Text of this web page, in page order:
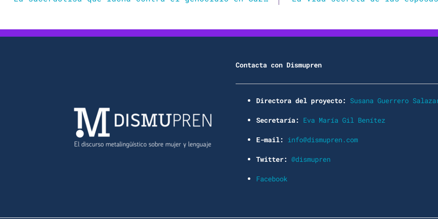
Contacta con Dismupren
Directora del proyecto: Susana Guerrero
Secretaría: Eva María Gil Benítez
E-mail: info@dismupren.com
Twitter: @dismupren
Facebook